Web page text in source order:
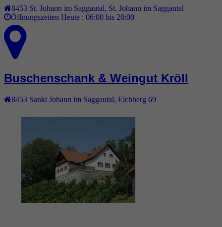
8453 St. Johann im Saggautal, St. Johann im Saggautal
Öffnungszeiten Heute : 06:00 bis 20:00
Buschenschank & Weingut Kröll
8453 Sankt Johann im Saggautal, Eichberg 69